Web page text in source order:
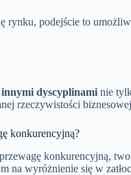
rynku, podejście to
dyscyplinami nie
rzeczywistości
konkurencyjną?
konkurencyjną,
na wyróżnienie się w